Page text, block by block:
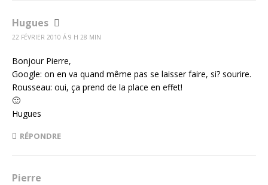
Hugues
22 FÉVRIER 2010 Á 9 H 28 MIN
Bonjour Pierre,
Google: on en va quand même pas se laisser faire, si? sourire.
Rousseau: oui, ça prend de la place en effet!
🙂
Hugues
RÉPONDRE
Pierre